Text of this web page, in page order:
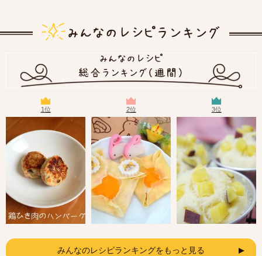
1位 2位 3位
みんなのレシピランキングをもっと見る